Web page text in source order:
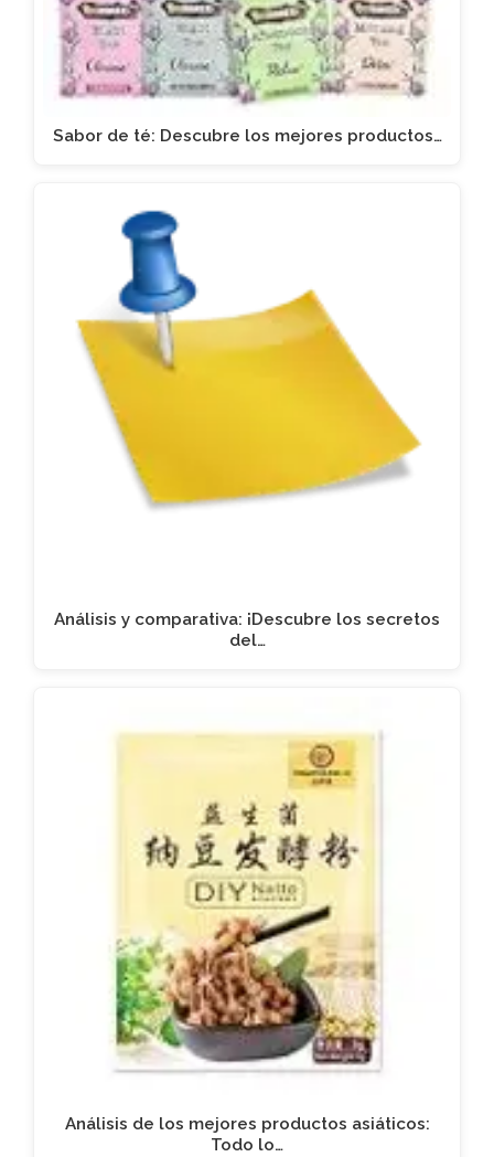
Sabor de té: Descubre los mejores productos…
Análisis y comparativa: ¡Descubre los secretos
del…
Análisis de los mejores productos asiáticos:
Todo lo…